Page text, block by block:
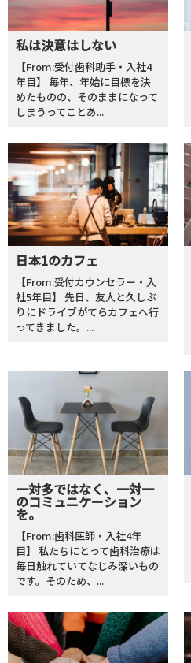
私は決意はしない
【From:受付歯科助手・入社4
年目】 毎年、年始に目標を決
めたものの、そのままになって
しまうってことあ...
日本1のカフェ
【From:受付カウンセラー・入
社5年目】 先日、友人と久しぶ
りにドライブがてらカフェへ行
ってきました。...
一対多ではなく、一対一
のコミュニケーション
を。
【From:歯科医師・入社4年
目】 私たちにとって歯科治療は
毎日触れていてなじみ深いもの
です。そのため、...